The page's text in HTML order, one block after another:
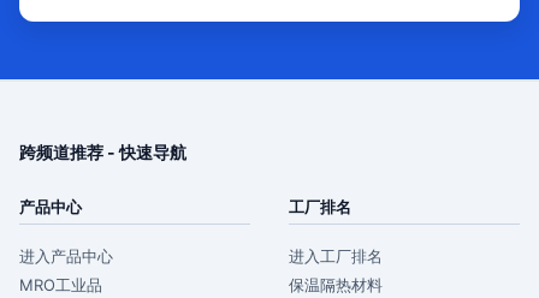
跨频道推荐 - 快速导航
产品中心
进入产品中心
MRO工业品
工厂排名
进入工厂排名
保温隔热材料